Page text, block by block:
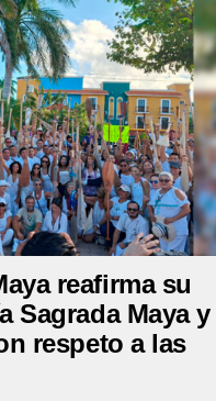
reafirma su
Sagrada Maya y
respeto a las